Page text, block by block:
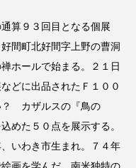
算９３回目となる個展
間町北好間字上野の曹洞
ホールで始まる。２１日
どに出品されたＦ１００
？ カザルスの『鳥の
めた５０点を展示する。
いわき市生まれ。７４年
画を学んだ。南米独特の